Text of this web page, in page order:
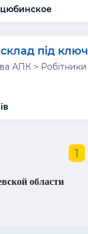
під ключ
АПК > Робітники
1
области